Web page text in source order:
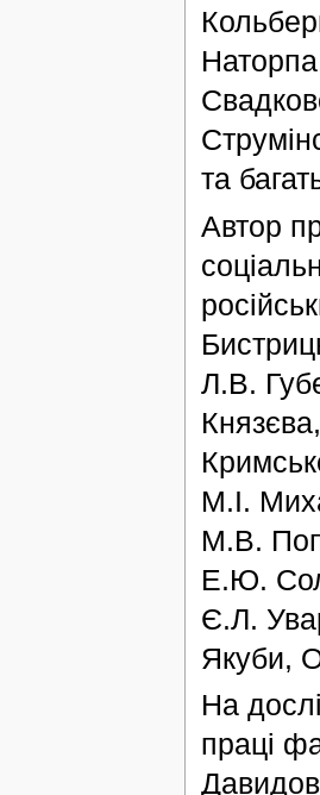
та
Автор
Л.В.
М.І.
М.В.
Е.Ю.
Є.Л.
Якуби,
На
праці